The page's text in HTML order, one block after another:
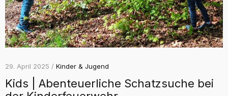
29. April 2025 / Kinder & Jugend
Kids | Abenteuerliche Schatzsuche bei